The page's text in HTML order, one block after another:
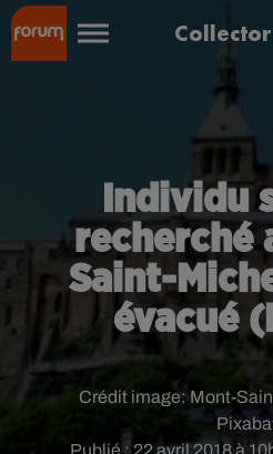
Individu
recherché
Saint-
évacué
Publié : 22 avril 2018 à
Crédit image: Mont-